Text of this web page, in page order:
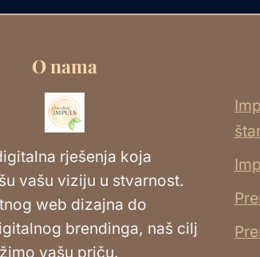
O nama
rješenja koja
vašu viziju u stvarnost.
web dizajna do
brendinga, naš cilj
vašu priču.